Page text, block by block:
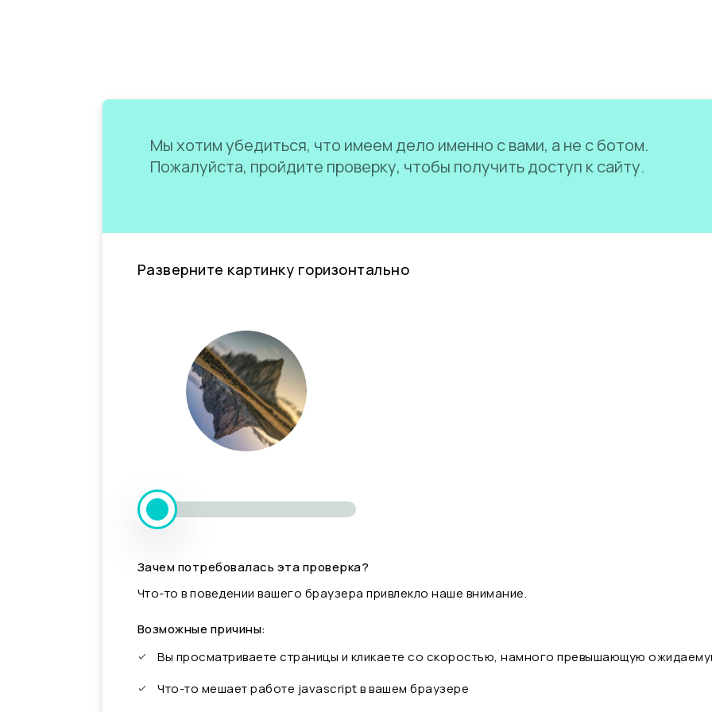
Мы хотим убедиться, что имеем дело именно с вами, а не с ботом.
Пожалуйста, пройдите проверку, чтобы получить доступ к сайту.
Разверните картинку горизонтально
Зачем потребовалась эта проверка?
Что-то в поведении вашего браузера привлекло наше внимание.
Возможные причины:
Вы просматриваете страницы и кликаете со скоростью, намного превышающую
Что-то мешает работе javascript в вашем браузере